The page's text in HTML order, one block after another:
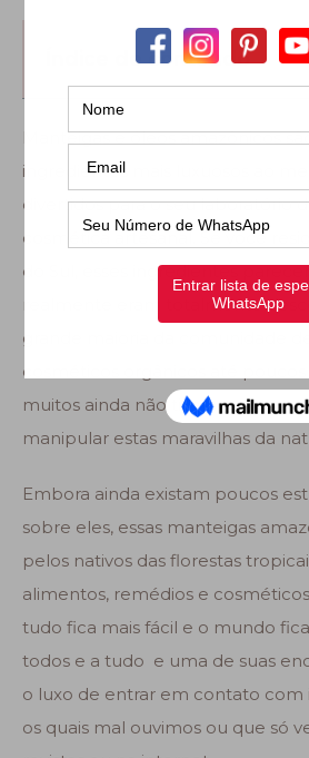
Índice de conteúdo
Manteigas e óleos amazônicos
ingredientes mais luxuosos ao
divertidos para o seu laboratório
cosmética artesanal. Se você
do Sul, esses ingredientes
realmente eram totalmente
grande maioria da comunidade
cosméticos orgânicos até poucos
muitos ainda não tiveram o
manipular estas maravilhas da
Embora ainda existam poucos
sobre eles, essas manteigas
pelos nativos das florestas
alimentos, remédios e
tudo fica mais fácil e o mundo
todos e a tudo e uma de suas
o luxo de entrar em contato com
os quais mal ouvimos ou que só